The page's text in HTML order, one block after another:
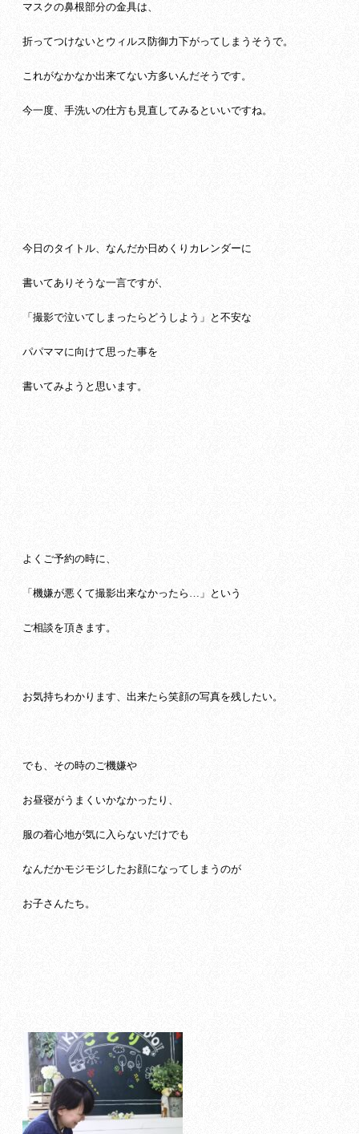
マスクの鼻根部分の金具は、
折ってつけないとウィルス防御力下がってしまうそうで。
これがなかなか出来てない方多いんだそうです。
今一度、手洗いの仕方も見直してみるといいですね。
今日のタイトル、なんだか日めくりカレンダーに
書いてありそうな一言ですが、
「撮影で泣いてしまったらどうしよう」と不安な
パパママに向けて思った事を
書いてみようと思います。
よくご予約の時に、
「機嫌が悪くて撮影出来なかったら…」という
ご相談を頂きます。
お気持ちわかります、出来たら笑顔の写真を残したい。
でも、その時のご機嫌や
お昼寝がうまくいかなかったり、
服の着心地が気に入らないだけでも
なんだかモジモジしたお顔になってしまうのが
お子さんたち。